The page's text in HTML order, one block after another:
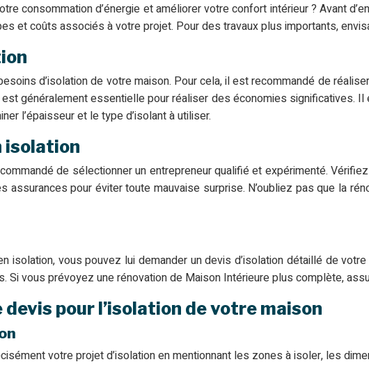
consommation d’énergie et améliorer votre confort intérieur ? Avant
et coûts associés à votre projet. Pour des travaux plus importants,
d’isolation de votre maison. Pour cela, il est recommandé de
généralement essentielle pour réaliser des économies significatives.
l’épaisseur et le type d’isolant à utiliser.
isolation
de sélectionner un entrepreneur qualifié et expérimenté.
pour éviter toute mauvaise surprise. N’oubliez pas que la
isolation, vous pouvez lui demander un devis d’isolation détaillé de
Si vous prévoyez une rénovation de Maison Intérieure plus complète,
pour l’isolation de votre maison
votre projet d’isolation en mentionnant les zones à isoler, les